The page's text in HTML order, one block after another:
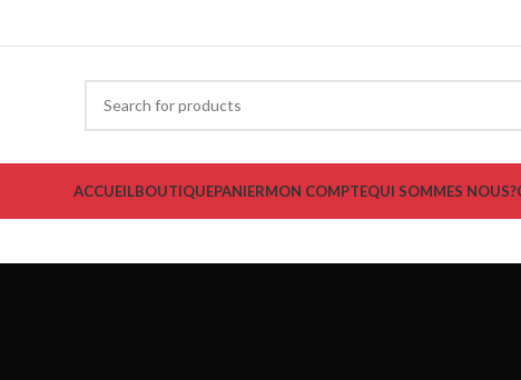
ACCUEILBOUTIQUEPANIERMON COMPTEQUI SOMMES NOUS?